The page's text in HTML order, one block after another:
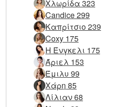
Χλωρίδα 323
Candice 299
Καπρίτσιο 239
Coxy 175
Η Ένγκελι 175
Άριελ 153
Έμιλυ 99
Χάρη 85
Λίλιαν 68